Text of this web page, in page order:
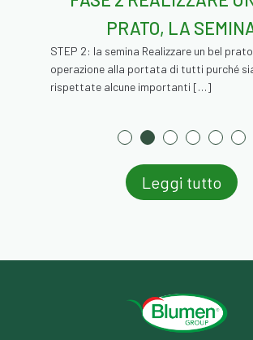
PRATO, LA
STEP 2: la semina Realizzare un bel
operazione alla portata di tutti purché
rispettate alcune importanti […]
Leggi tutto